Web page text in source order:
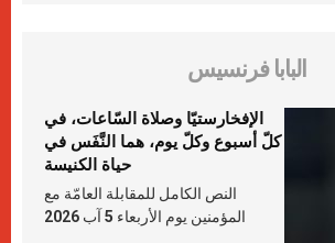
البابا فرنسيس
الإفخارستيّا وصلاة السّاعات، في
كلّ أسبوع وكلّ يوم، هما النَّفَس في
حياة الكنيسة
النص الكامل للمقابلة العامّة مع
المؤمنين يوم الأربعاء 5 آب 2026